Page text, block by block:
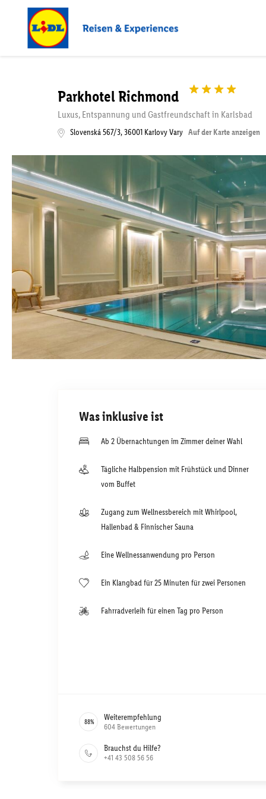
Parkhotel Richmond
Luxus, Entspannung und Gastfreundschaft in Karlsbad
Slovenská 567/3,36001 Karlovy Vary Auf der Karte anzeigen
Was inklusive ist
Ab 2 Übernachtungen im Zimmer deiner Wahl
Tägliche Halbpension mit Frühstück und Dinner
vom Buffet
Zugang zum Wellnessbereich mit Whirlpool,
Hallenbad & Finnischer Sauna
Eine Wellnessanwendung pro Person
Ein Klangbad für 25 Minuten für zwei Personen
Fahrradverleih für einen Tag pro Person
88% Weiterempfehlung
604 Bewertungen
Brauchst du Hilfe?
+41 43 508 56 56